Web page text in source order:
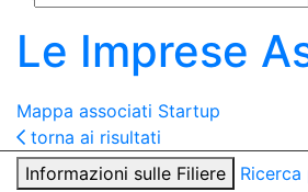
Le Imprese
Mappa associati Startup
torna ai risultati
Informazioni sulle Filiere